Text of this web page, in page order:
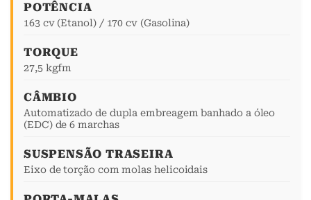
POTÊNCIA
163 cv (Etanol) / 170 cv (Gasolina)
TORQUE
27,5 kgfm
CÂMBIO
Automatizado de dupla embreagem banhado a óleo
(EDC) de 6 marchas
SUSPENSÃO TRASEIRA
Eixo de torção com molas helicoidais